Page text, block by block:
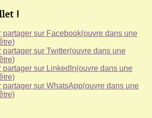
!
partager sur Facebook(ouvre dans une
sur Twitter(ouvre dans une
partager sur LinkedIn(ouvre dans une
partager sur WhatsApp(ouvre dans une